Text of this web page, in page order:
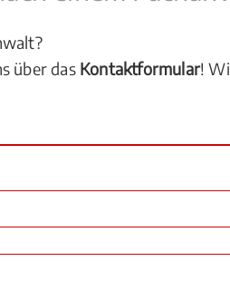
über das Kontaktformular!